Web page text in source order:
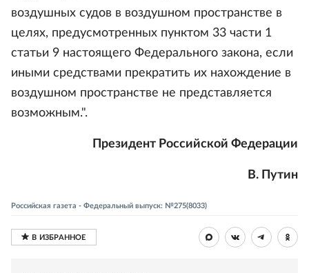
воздушных судов в воздушном пространстве в
целях, предусмотренных пунктом 33 части 1
статьи 9 настоящего Федерального закона, если
иными средствами прекратить их нахождение в
воздушном пространстве не представляется
возможным.".
Президент Российской Федерации
В. Путин
Российская газета - Федеральный выпуск: №275(8033)